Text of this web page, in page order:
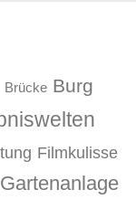
Brücke Burg
Filmkulisse
Gartenanlage